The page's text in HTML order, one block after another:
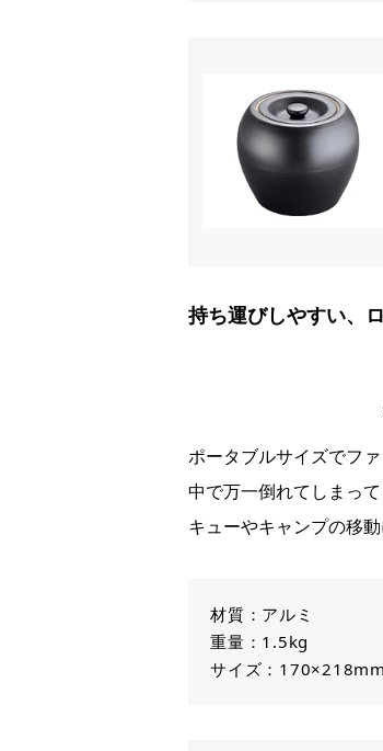
持ち運びしやすい、
ポータブルサイズでフ
中で万一倒れてしまっ
キューやキャンプの移動
材質：アルミ
重量：1.5kg
サイズ：170×218mm